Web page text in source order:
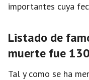
importantes cuya
Listado de
muerte fue
Tal y como se ha